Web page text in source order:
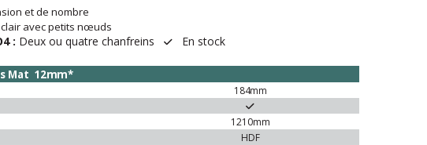
etde nombre
clair avec petits nœuds
: Deux ou quatre chanfreins
En stock
Mat 12mm*
184mm
1210mm
HDF